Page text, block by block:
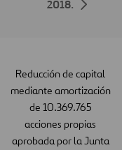
2018.
Reducción de capital
mediante amortización
de 10.369.765
acciones propias
aprobada por la Junta